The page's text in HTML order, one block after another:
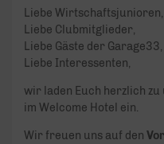
Liebe Wirtschaftsjunioren,
Liebe Clubmitglieder,
Liebe Gäste der Garage33,
Liebe Interessenten,
wir laden Euch herzlich
im Welcome Hotel ein.
Wir freuen uns auf den